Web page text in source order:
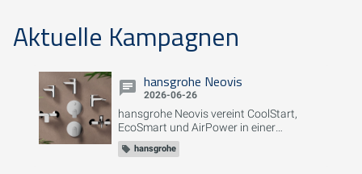
Aktuelle Kampagnen
hansgrohe Neovis
2026-06-26
hansgrohe Neovis vereint CoolStart,
EcoSmart und AirPower in einer
Armaturenlinie für Waschtisch, Bidet,
Dusche und Badewanne –
hansgrohe